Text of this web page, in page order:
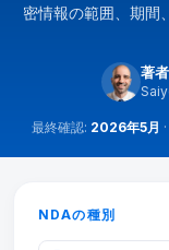
密情報の範囲、期間
著
最終確認: 2026年5月
NDAの種別